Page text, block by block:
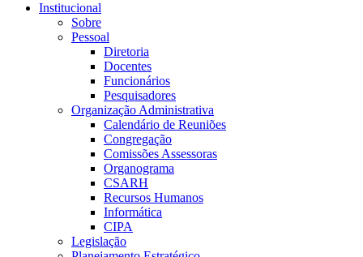
Institucional
Sobre
Pessoal
Diretoria
Docentes
Funcionários
Pesquisadores
Organização Administrativa
Calendário de Reuniões
Congregação
Comissões Assessoras
Organograma
CSARH
Recursos Humanos
Informática
CIPA
Legislação